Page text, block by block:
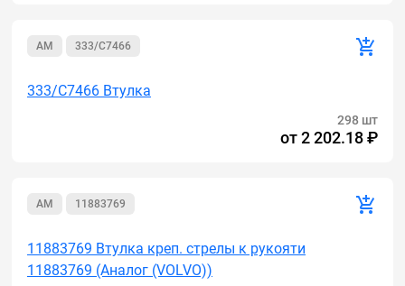
AM 333/C7466
333/C7466 Втулка
298 шт
от2 202.18 ₽
AM 11883769
11883769 Втулка креп. стрелы к рукояти
11883769 (Аналог (VOLVO))